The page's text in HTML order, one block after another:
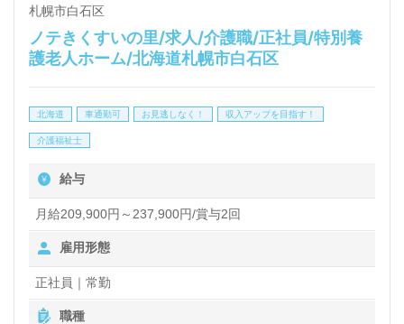
所様！◎
看護助手や介護職経験のある方をお迎えします。介護
老人保健施設での勤務経験は問いません。幅広い年代
の手厚い福利厚生、風通し良く働きやすい環境面も嬉
たい』『メリハリつけて働きたい、勤務時間に充実
感、喜び、働きがいを感じながら仕事をしたい』『転
職で施設形態や環境を変えて働きたい』等の方も大歓
迎です。募集詳細等、担当コンサルタントよりご案内
します。お問い合わせも遠慮なくお願いします。
札幌市白石区
ノテきくすいの里/求人/介護職/正社員/特別養
護老人ホーム/北海道札幌市白石区
北海道 車通勤可 お見逃しなく！ 収入アップを目指す！
介護福祉士
給与
月給209,900円～237,900円/賞与2回
雇用形態
正社員｜常勤
職種